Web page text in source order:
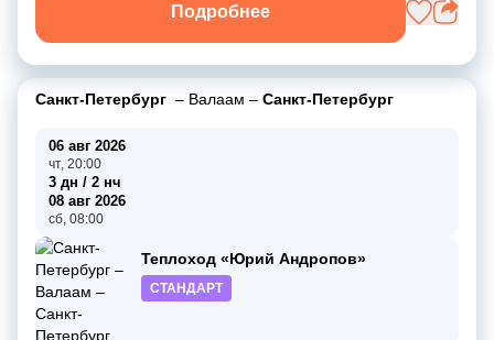
Подробнее
Санкт-Петербург – Валаам – Санкт-Петербург
06 авг 2026
чт, 20:00
3 дн / 2 нч
08 авг 2026
сб, 08:00
Теплоход «Юрий Андропов»
СТАНДАРТ